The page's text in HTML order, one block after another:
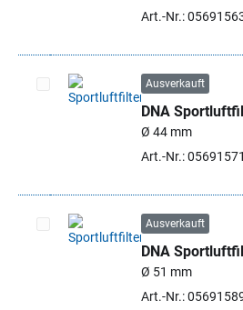
Art.-Nr.:
Artikel auswählen
Ausverkauft
DNA
Ø 44 mm
Art.-Nr.: 05691571
Artikel auswählen
Ausverkauft
DNA
Ø 51 mm
Art.-Nr.: